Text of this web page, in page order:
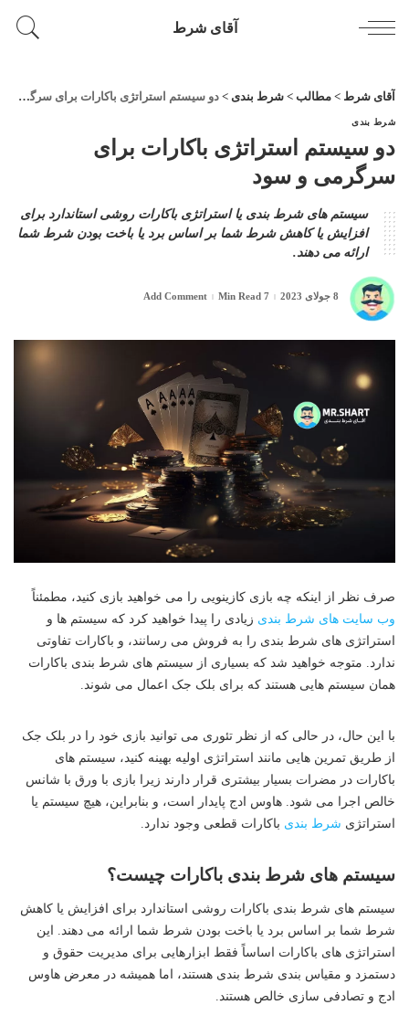
آقای شرط
آقای شرط > مطالب > شرط بندی > دو سیستم استراتژی باکارات برای سرگرمی و سود
شرط بندی
دو سیستم استراتژی باکارات برای
سرگرمی و سود
سیستم‌ های شرط‌ بندی یا استراتژی باکارات روشی استاندارد برای
افزایش یا کاهش شرط شما بر اساس برد یا باخت بودن شرط شما
ارائه می‌ دهند.
8 جولای 2023 7 Min Read
Add Comment
صرف نظر از اینکه چه بازی کازینویی را می خواهید بازی کنید، مطمئناً
وب سایت های شرط بندی زیادی را پیدا خواهید کرد که سیستم ها و
استراتژی های شرط بندی را به فروش می رسانند، و باکارات تفاوتی
ندارد. متوجه خواهید شد که بسیاری از سیستم های شرط بندی باکارات
همان سیستم هایی هستند که برای بلک جک اعمال می شوند.
با این حال، در حالی که از نظر تئوری می‌ توانید بازی خود را در بلک جک
از طریق تمرین‌ هایی مانند استراتژی اولیه بهینه کنید، سیستم‌ های
باکارات در مضرات بسیار بیشتری قرار دارند زیرا بازی با ورق با شانس
خالص اجرا می‌ شود. هاوس ادج پایدار است، و بنابراین، هیچ سیستم یا
استراتژی شرط بندی باکارات قطعی وجود ندارد.
سیستم های شرط بندی باکارات چیست؟
سیستم‌ های شرط‌ بندی باکارات روشی استاندارد برای افزایش یا کاهش
شرط شما بر اساس برد یا باخت بودن شرط شما ارائه می‌ دهند. این
استراتژی‌ های باکارات اساساً فقط ابزارهایی برای مدیریت حقوق و
دستمزد و مقیاس‌ بندی شرط‌ بندی هستند، اما همیشه در معرض هاوس
ادج و تصادفی‌ سازی خالص هستند.